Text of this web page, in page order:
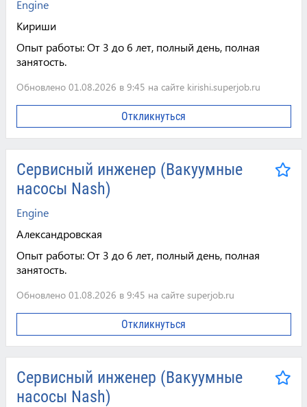
Engine
Кириши
Опыт работы:От 3 до 6 лет, полный день, полная
занятость.
Обновлено 01.08.2026 в 9:45 на сайте kirishi.superjob.ru
Откликнуться
Сервисный инженер (Вакуумные
насосы Nash)
Engine
Александровская
Опыт работы:От 3 до 6 лет, полный день, полная
занятость.
Обновлено 01.08.2026 в 9:45 на сайте superjob.ru
Откликнуться
Сервисный инженер (Вакуумные
насосы Nash)